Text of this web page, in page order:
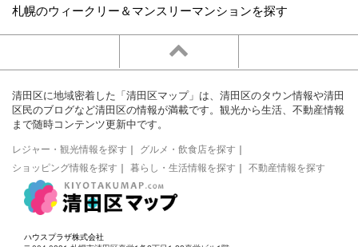
札幌のウィークリー＆マンスリーマンションを探す
清田区に地域密着した「清田区マップ」は、清田区のタウン情報や清田
区民のブログなど清田区の情報が満載です。観光から生活、不動産情報
まで随時コンテンツ更新中です。
レジャー・観光情報を探す ｜ グルメ・飲食店を探す ｜
ショッピング情報を探す ｜ 暮らし・生活情報を探す ｜ 不動産情報を探す
ハウスプラザ株式会社